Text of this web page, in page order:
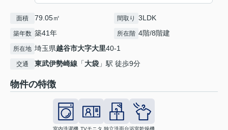
面積 79.05㎡ 間取り 3LDK
築年数 築41年 所在階 4階/8階建
所在地 埼玉県越谷市大字大里40-1
交通 東武伊勢崎線 「大袋 」駅 徒歩9分
物件の特徴